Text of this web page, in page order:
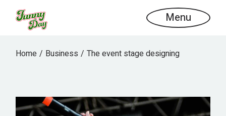
Menu
Home Business The event stage designing